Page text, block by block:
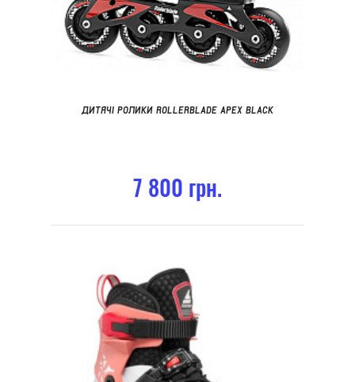
ДИТЯЧІ РОЛИКИ ROLLERBLADE APEX BLACK
7 800 грн.